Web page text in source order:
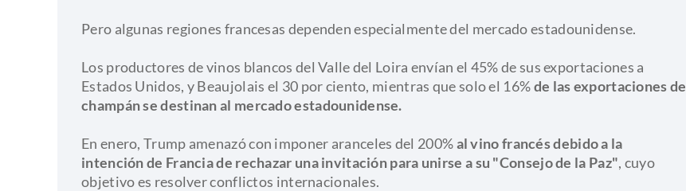
Pero algunas regiones francesas dependen especialmente del mercado estadounidense.
Los productores de vinos blancos del Valle del Loira envían el 45% de sus exportaciones a
Estados Unidos, y Beaujolais el 30 por ciento, mientras que solo el 16%de las exportaciones de
champán se destinan al mercado estadounidense.
En enero, Trump amenazó con imponer aranceles del 200%al vino francés debido a la
intención de Francia de rechazar una invitación para unirse a su "Consejo de la Paz", cuyo
objetivo es resolver conflictos internacionales.